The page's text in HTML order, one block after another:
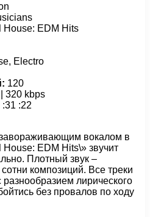
House: EDM Hits
Electro
120
320 kbps
:31 :22
вокалом в
EDM Hits\» звучит
Плотный звук –
композиций. Все треки
лирического
без провалов по ходу